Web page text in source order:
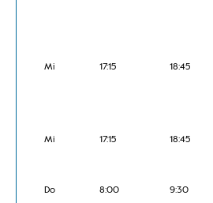
Mi 17:15 18:45
Mi 17:15 18:45
Do 8:00 9:30